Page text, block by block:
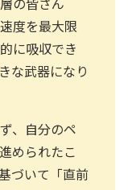
度を最大限
に吸収でき
な武器になり
、自分のペ
められたこ
づいて「直前